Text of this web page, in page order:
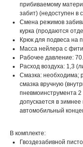
прибиваемому
забит) (недоступен в
Смена режимов
курка (продаются
Крюк для подвеса на
Масса нейлера с
Рабочее давление:
Расход воздуха: 1,3
Смазка: необходима;
смазка вручную
пневмоинструмента
допускается в
автомобильный
В комплекте:
Гвоздезабивной